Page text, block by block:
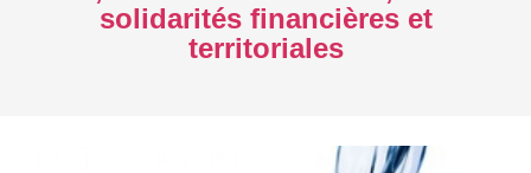
solidarités financières et
territoriales